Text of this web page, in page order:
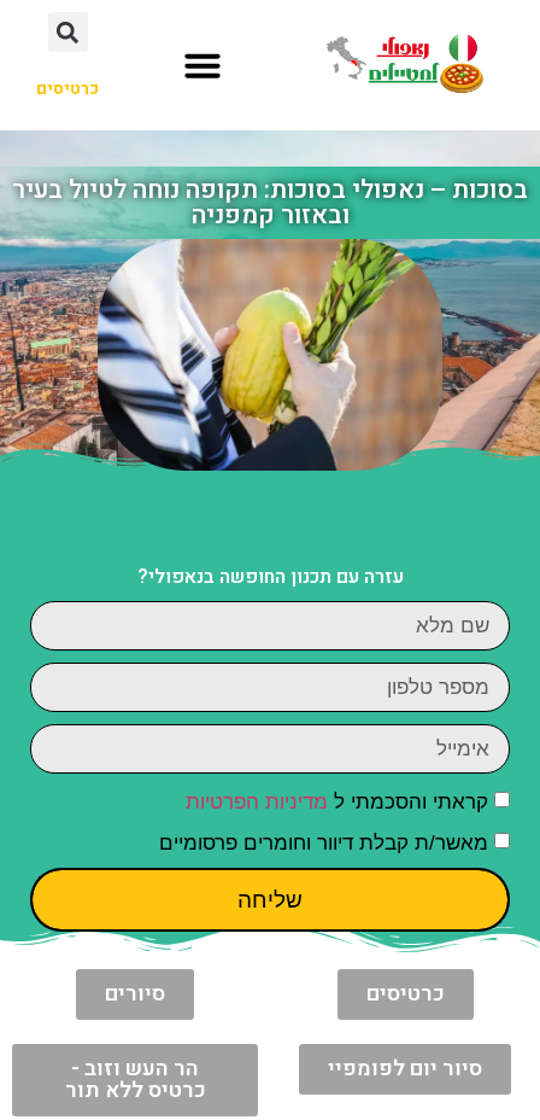
כרטיסים
בסוכות – נאפולי בסוכות: תקופה נוחה לטיול בעיר
ובאזור קמפניה
עזרה עם תכנון החופשה בנאפולי?
קראתי והסכמתי ל מדיניות הפרטיות
מאשר/ת קבלת דיוור וחומרים פרסומיים
שליחה
כרטיסים סיורים
סיור יום לפומפיי הר העש וזוב -
כרטיס ללא תור